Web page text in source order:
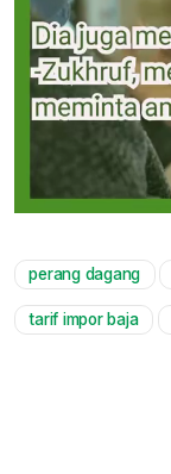
perang dagang
tarif impor baja